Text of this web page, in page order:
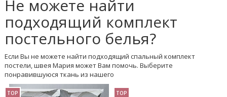
Не можете найти
подходящий комплект
постельного белья?
Если Вы не можете найти подходящий спальный комплект
постели, швея Мария может Вам помочь. Выберите
понравившуюся ткань из нашего
TOP TOP